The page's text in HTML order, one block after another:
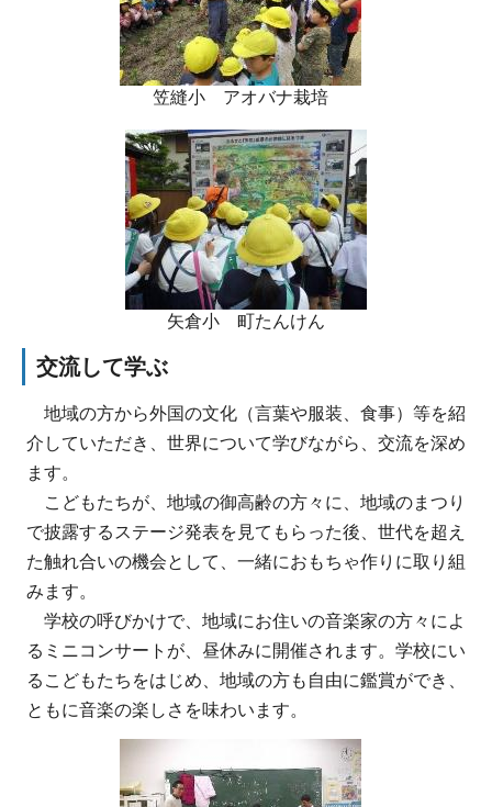
笠縫小 アオバナ栽培
矢倉小 町たんけん
交流して学ぶ
地域の方から外国の文化（言葉や服装、食事）等を紹
介していただき、世界について学びながら、交流を深め
ます。
こどもたちが、地域の御高齢の方々に、地域のまつり
で披露するステージ発表を見てもらった後、世代を超え
た触れ合いの機会として、一緒におもちゃ作りに取り組
みます。
学校の呼びかけで、地域にお住いの音楽家の方々によ
るミニコンサートが、昼休みに開催されます。学校にい
るこどもたちをはじめ、地域の方も自由に鑑賞ができ、
ともに音楽の楽しさを味わいます。